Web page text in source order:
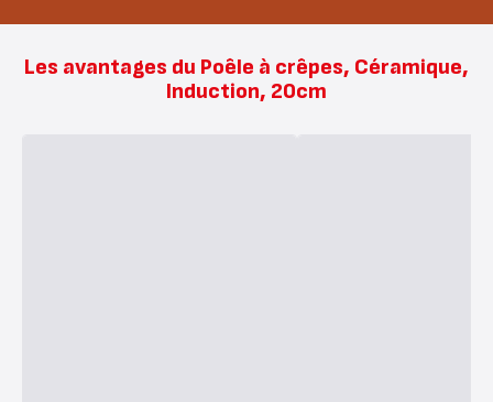
Les avantages du Poêle à crêpes, Céramique,
Induction, 20cm